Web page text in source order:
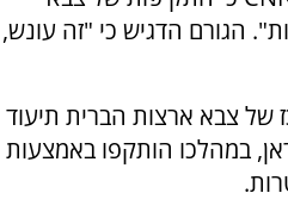
הגורם הדגיש כי "זה עונש,
צבא ארצות הברית תיעוד
במהלכו הותקפו באמצעות